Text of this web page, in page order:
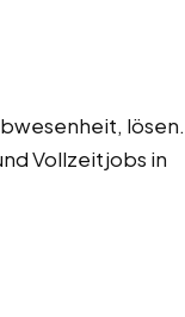
lösen.
Vollzeitjobs in